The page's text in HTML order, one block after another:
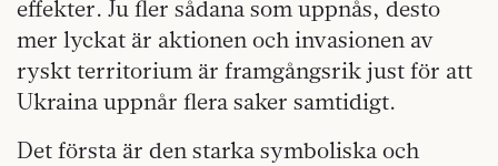
effekter. Ju fler sådana som uppnås, desto
mer lyckat är aktionen och invasionen av
ryskt territorium är framgångsrik just för att
Ukraina uppnår flera saker samtidigt.
Det första är den starka symboliska och